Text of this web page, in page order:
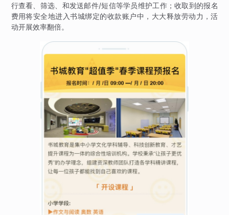
行查看、筛选、和发送邮件/短信等学员维护工作；收取到的报名
费用将安全地进入书城绑定的收款账户中，大大释放劳动力，活
动开展效率翻倍。